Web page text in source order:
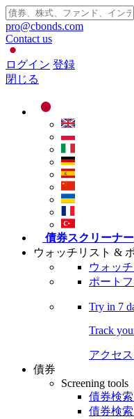
pro@cbonds.com
Contact us
ログイン 登録
閉じる
債券スクリーナー
ウォッチリスト &
ウォッ
ポート
Try in 7
Track
アクセ
債券
Screening tools
債券検
債券検索